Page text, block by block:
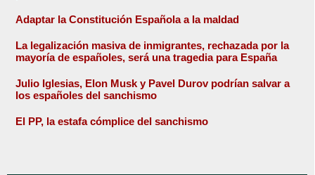
Adaptar la Constitución Española a la maldad
La legalización masiva de inmigrantes, rechazada por la
mayoría de españoles, será una tragedia para España
Julio Iglesias, Elon Musk y Pavel Durov podrían salvar a
los españoles del sanchismo
El PP, la estafa cómplice del sanchismo